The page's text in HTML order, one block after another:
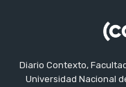
Diario Contexto,
Universidad Nacional